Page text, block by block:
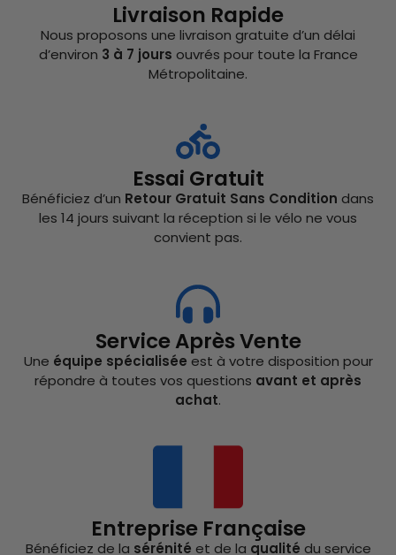
Livraison Rapide
Nous proposons une livraison gratuite d’un délai
d’environ 3 à 7 jours ouvrés pour toute la France
Métropolitaine.
Essai Gratuit
Bénéficiez d’un Retour Gratuit Sans Condition dans
les 14 jours suivant la réception si le vélo ne vous
convient pas.
Service Après Vente
Une équipe spécialisée est à votre disposition pour
répondre à toutes vos questions avant et après
achat.
Entreprise Française
Bénéficiez de la sérénité et de la qualité du service